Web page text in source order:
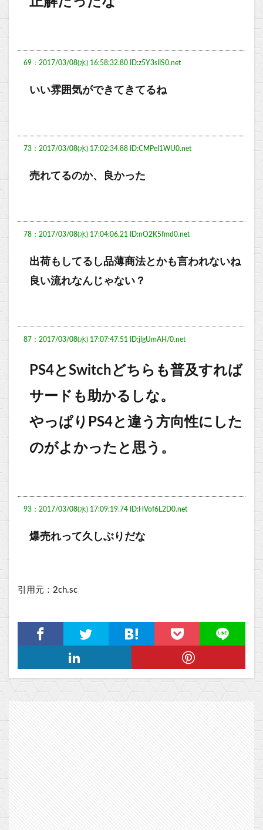
69：2017/03/08(水) 16:58:32.80 ID:z5Y3sIIS0.net
いい雰囲気ができてきてるね
73：2017/03/08(水) 17:02:34.88 ID:CMPeI1WU0.net
売れてるのか、良かった
78：2017/03/08(水) 17:04:06.21 ID:nO2K5fmd0.net
出荷もしてるし品薄商法とかも言われないね
良い流れなんじゃない？
87：2017/03/08(水) 17:07:47.51 ID:jlgUmAH/0.net
PS4とSwitchどちらも普及すれば
サードも助かるしな。
やっぱりPS4と違う方向性にした
のがよかったと思う。
93：2017/03/08(水) 17:09:19.74 ID:HVof6L2D0.net
爆売れって久しぶりだな
引用元：2ch.sc